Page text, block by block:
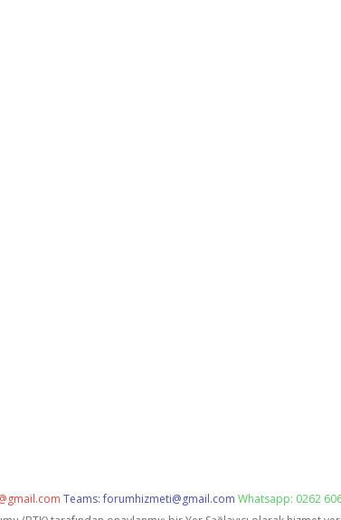
Teams:forumhizmeti@gmail.com Whatsapp: 0262